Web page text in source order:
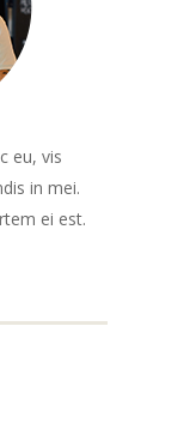
eu, vis
in mei.
ei est.